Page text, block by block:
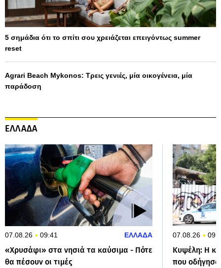
5 σημάδια ότι το σπίτι σου χρειάζεται επειγόντως summer
reset
Agrari Beach Mykonos: Τρεις γενιές, μία οικογένεια, μία
παράδοση
ΕΛΛΑΔΑ
07.08.26 09:41 ΕΛΛΑΔΑ
«Χρυσάφι» στα νησιά τα καύσιμα - Πότε
θα πέσουν οι τιμές
07.08.26
Κυψέλη: Η
που